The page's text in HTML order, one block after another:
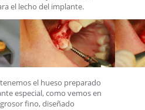
el lecho del implante.
el hueso preparado
especial, como vemos en
fino, diseñado